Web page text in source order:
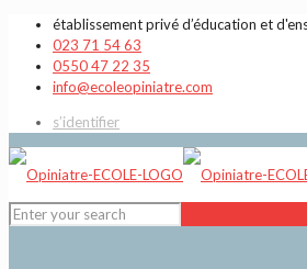
établissement privé d’éducation et
023 71 54 63
0550 47 22 35
info@ecoleopiniatre.com
s’identifier